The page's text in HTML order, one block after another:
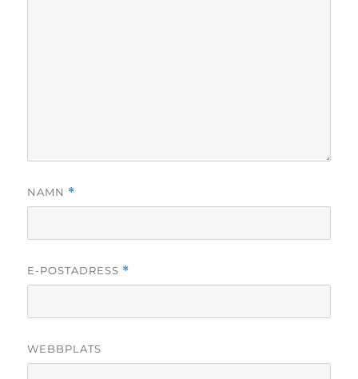
NAMN *
E-POSTADRESS *
WEBBPLATS